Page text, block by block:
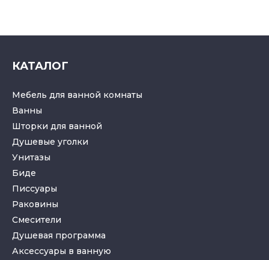
КАТАЛОГ
Мебель для ванной комнаты
Ванны
Шторки для ванной
Душевые уголки
Унитазы
Биде
Писсуары
Раковины
Смесители
Душевая программа
Аксессуары в ванную